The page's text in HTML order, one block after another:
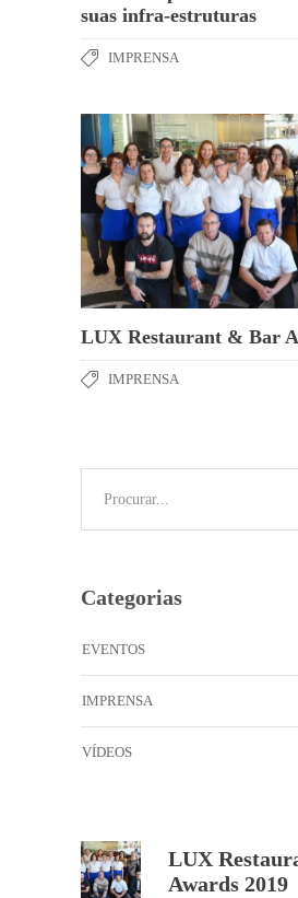
suas infra-estruturas
IMPRENSA
LUX Restaurant & Bar
IMPRENSA
Categorias
EVENTOS
IMPRENSA
VÍDEOS
LUX
Awards 2019